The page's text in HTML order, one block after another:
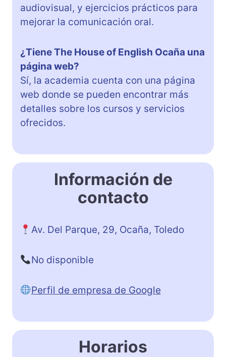
audiovisual, y ejercicios prácticos para
mejorar la comunicación oral.
¿Tiene The House of English Ocaña una
página web?
Sí, la academia cuenta con una página
web donde se pueden encontrar más
detalles sobre los cursos y servicios
ofrecidos.
Información de
contacto
Av. Del Parque, 29, Ocaña, Toledo
No disponible
Perfil de empresa de Google
Horarios